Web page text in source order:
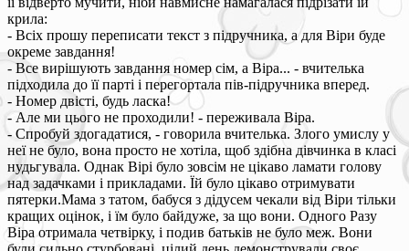
крила:
- Всіх прошу переписати текст з підручника, а для Віри буде
окреме завдання!
- Все вирішують завдання номер сім, а Віра... - вчителька
підходила до її парті і перегортала пів-підручника вперед.
- Номер двісті, будь ласка!
- Але ми цього не проходили! - переживала Віра.
- Спробуй здогадатися, - говорила вчителька. Злого умислу у
неї не було, вона просто не хотіла, щоб здібна дівчинка в класі
нудьгувала. Однак Вірі було зовсім не цікаво ламати голову
над задачками і прикладами. Їй було цікаво отримувати
пятерки.Мама з татом, бабуся з дідусем чекали від Віри тільки
кращих оцінок, і їм було байдуже, за що вони. Одного Разу
Віра отримала четвірку, і подив батьків не було меж. Вони